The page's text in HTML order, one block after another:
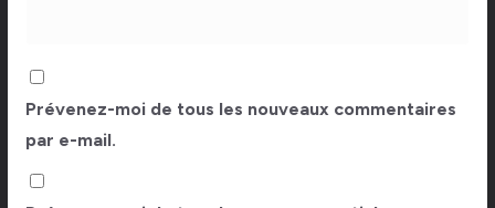
Prévenez-moi de tous les nouveaux commentaires
par e-mail.